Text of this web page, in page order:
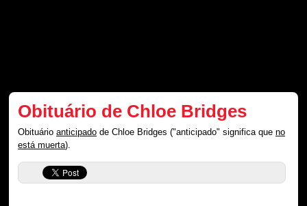
Obituário de Chloe Bridges
Obituárioanticipado de Chloe Bridges ("anticipado" significa queno
está muerta).